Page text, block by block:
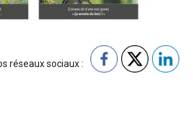
réseaux sociaux :